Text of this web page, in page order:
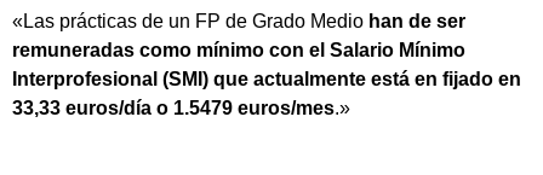
«Las prácticas de un FP de Grado Medio han de ser
remuneradas como mínimo con el Salario Mínimo
Interprofesional (SMI) que actualmente está en fijado en
33,33 euros/día o 1.5479 euros/mes.»